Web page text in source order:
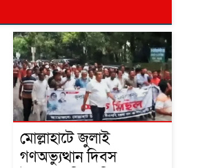
মোল্লাহাটে জুলাই
গণঅভ্যুত্থান দিবস